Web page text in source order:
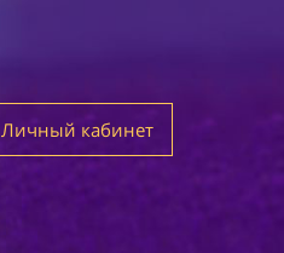
Личный кабинет